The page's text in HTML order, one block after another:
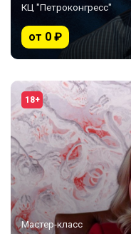
КЦ "Петроконгресс"
от 0 ₽
18+
Мастер-класс